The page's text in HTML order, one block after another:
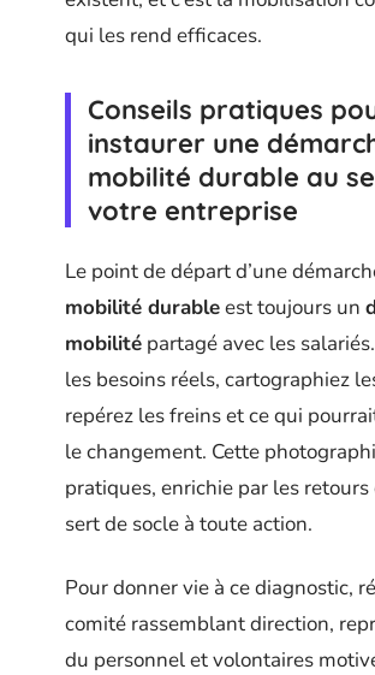
qui les rend efficaces.
Conseils pratiques
instaurer une
mobilité durable au
votre entreprise
Le point de départ d’une
mobilité durableest toujours un
mobilité partagé avec les
les besoins réels, cartographiez
repérez les freins et ce qui
le changement. Cette
pratiques, enrichie par les
sert de socle à toute action.
Pour donner vie à ce diagnostic,
comité rassemblant direction,
du personnel et volontaires